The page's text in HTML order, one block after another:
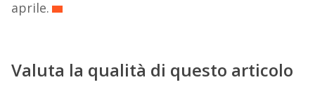
aprile.
Valuta la qualità di questo articolo